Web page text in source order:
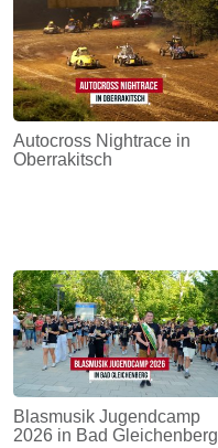
Autocross Nightrace in
Oberrakitsch
Blasmusik Jugendcamp
2026 in Bad Gleichenberg